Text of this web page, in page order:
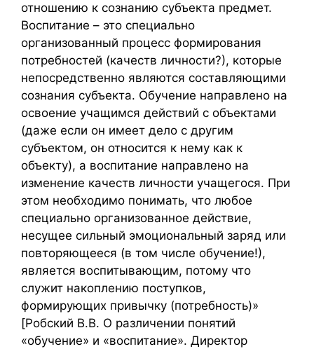
отношению к сознанию субъекта предмет.
Воспитание – это специально
организованный процесс формирования
потребностей (качеств личности?), которые
непосредственно являются составляющими
сознания субъекта. Обучение направлено на
освоение учащимся действий с объектами
(даже если он имеет дело с другим
субъектом, он относится к нему как к
объекту), а воспитание направлено на
изменение качеств личности учащегося. При
этом необходимо понимать, что любое
специально организованное действие,
несущее сильный эмоциональный заряд или
повторяющееся (в том числе обучение!),
является воспитывающим, потому что
служит накоплению поступков,
формирующих привычку (потребность)»
[Робский В.В. О различении понятий
«обучение» и «воспитание». Директор